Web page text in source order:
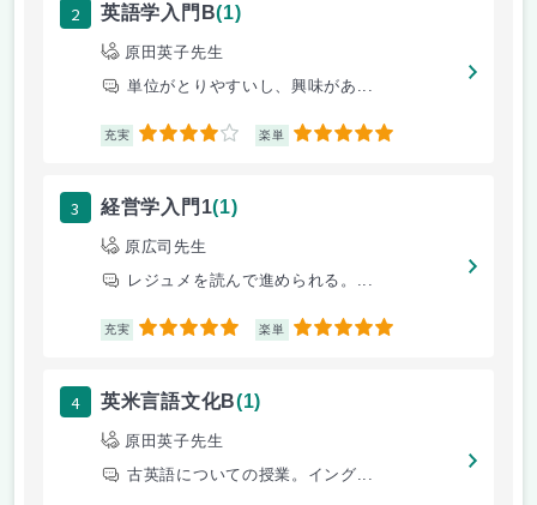
2 英語学入門B(1)
原田英子先生
単位がとりやすいし、興味があ...
充実 4 楽単 5
3 経営学入門1(1)
原広司先生
レジュメを読んで進められる。...
充実 5 楽単 5
4 英米言語文化B(1)
原田英子先生
古英語についての授業。イング...